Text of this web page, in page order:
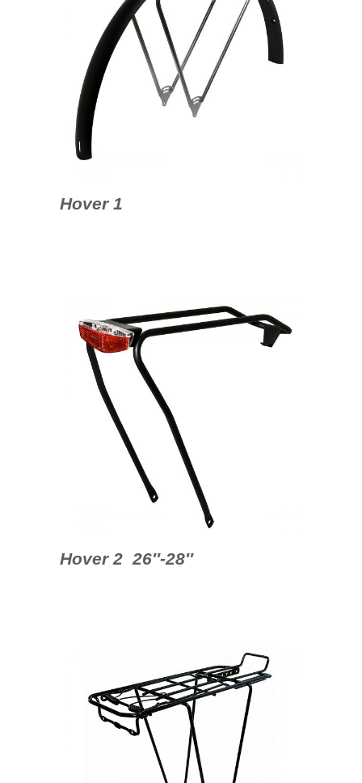
Hover 1
Hover 2 26″-28″